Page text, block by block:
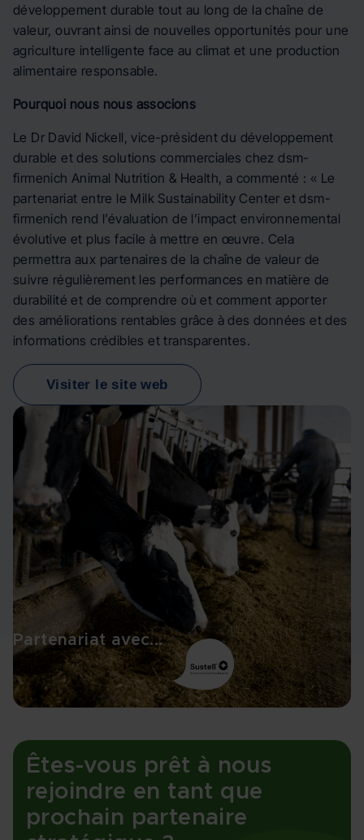
Partenariat avec...
développement durable tout au long de la chaîne de
valeur, ouvrant ainsi de nouvelles opportunités pour une
agriculture intelligente face au climat et une production
alimentaire responsable.
Pourquoi nous nous associons
Le Dr David Nickell, vice-président du développement
durable et des solutions commerciales chez dsm-
firmenich Animal Nutrition & Health, a commenté : « Le
partenariat entre le Milk Sustainability Center et dsm-
firmenich rend l’évaluation de l’impact environnemental
évolutive et plus facile à mettre en œuvre. Cela
permettra aux partenaires de la chaîne de valeur de
suivre régulièrement les performances en matière de
durabilité et de comprendre où et comment apporter
des améliorations rentables grâce à des données et des
informations crédibles et transparentes.
Visiter le site web
Êtes-vous prêt à nous
rejoindre en tant que
prochain partenaire